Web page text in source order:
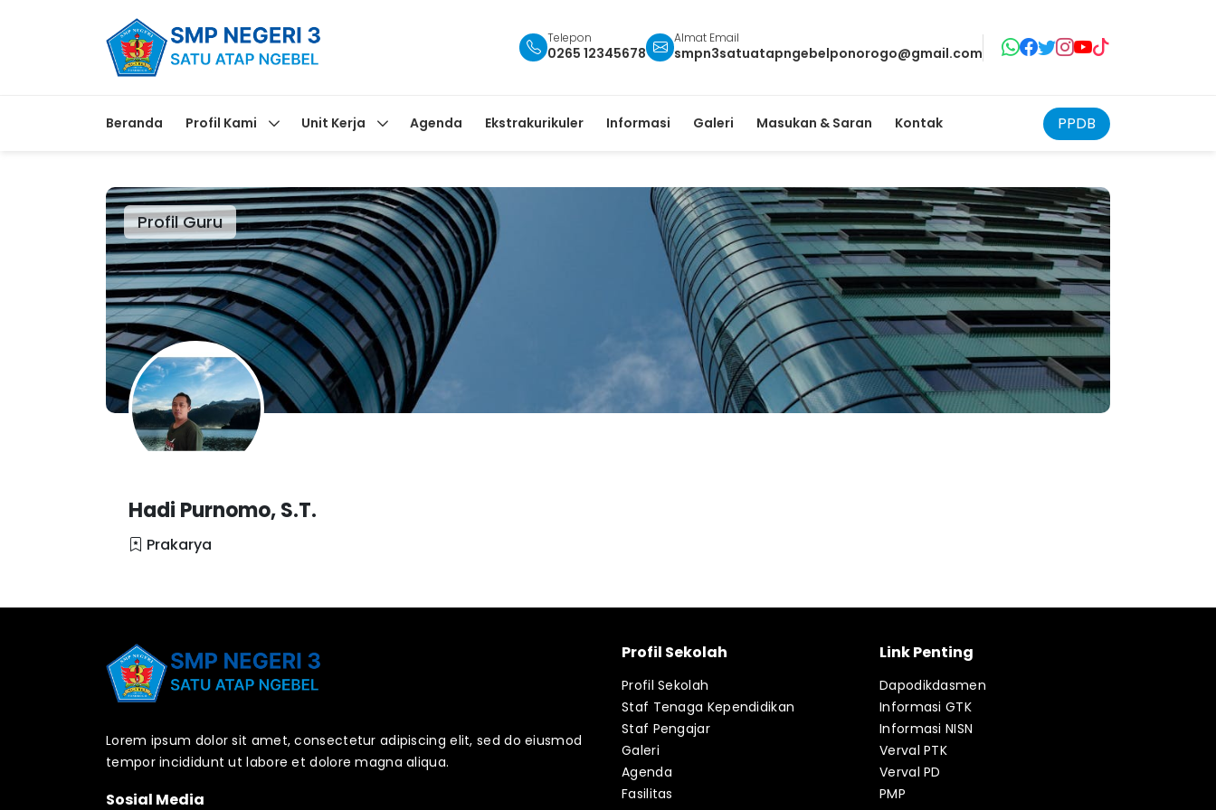
Telepon
0265 12345678
Almat Email
smpn3satuatapngebelponorogo@gmail.com
Beranda Profil Kami Unit Kerja Agenda Ekstrakurikuler Informasi Galeri Masukan & Saran Kontak PPDB
Profil Guru
Hadi Purnomo, S.T.
Prakarya
Lorem ipsum dolor sit amet, consectetur adipiscing elit, sed do eiusmod
tempor incididunt ut labore et dolore magna aliqua.
Sosial Media
Profil Sekolah
Profil Sekolah
Staf Tenaga Kependidikan
Staf Pengajar
Galeri
Agenda
Fasilitas
Link Penting
Dapodikdasmen
Informasi GTK
Informasi NISN
Verval PTK
Verval PD
PMP